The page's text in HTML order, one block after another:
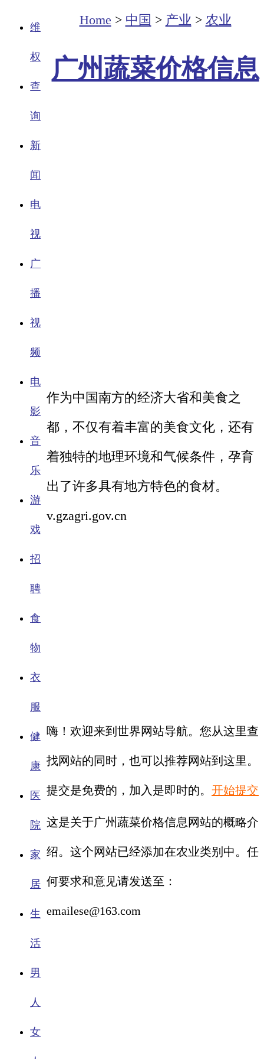
维
权
查
询
新
闻
电
视
广
播
视
频
电
影
音
乐
游
戏
招
聘
食
物
衣
服
健
康
医
院
家
居
生
活
男
人
女
Home > 中国 > 产业 > 农业
广州蔬菜价格信息
作为中国南方的经济大省和美食之
都，不仅有着丰富的美食文化，还有
着独特的地理环境和气候条件，孕育
出了许多具有地方特色的食材。
v.gzagri.gov.cn
嗨！欢迎来到世界网站导航。您从这里查
找网站的同时，也可以推荐网站到这里。
提交是免费的，加入是即时的。 开始提交
这是关于广州蔬菜价格信息网站的概略介
绍。这个网站已经添加在农业类别中。任
何要求和意见请发送至：
emailese@163.com